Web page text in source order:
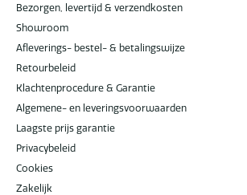
Bezorgen, levertijd & verzendkosten
Showroom
Afleverings- bestel- & betalingswijze
Retourbeleid
Klachtenprocedure & Garantie
Algemene- en leveringsvoorwaarden
Laagste prijs garantie
Privacybeleid
Cookies
Zakelijk